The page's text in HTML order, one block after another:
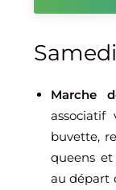
Marche
buvette,
queens
au départ